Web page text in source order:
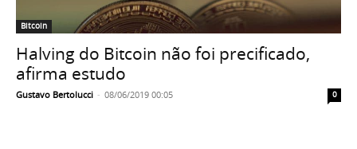
Bitcoin
Halving do Bitcoin não foi precificado,
afirma estudo
Gustavo Bertolucci - 08/06/2019 00:05 0